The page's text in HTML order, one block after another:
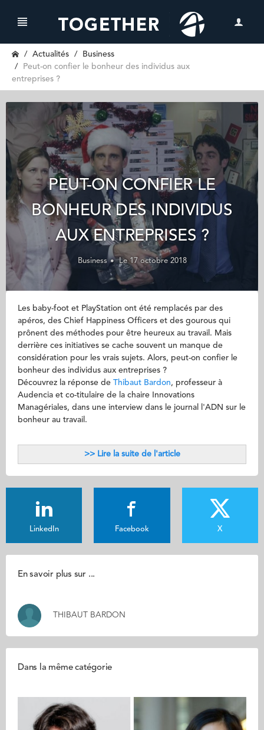
Actualités
Business
Peut-on confier le bonheur des individus aux
entreprises ?
PEUT-ON CONFIER LE
BONHEUR DES INDIVIDUS
AUX ENTREPRISES ?
Business Le 17 octobre 2018
Les baby-foot et PlayStation ont été remplacés par des
apéros, des Chief Happiness Officers et des gourous qui
prônent des méthodes pour être heureux au travail. Mais
derrière ces initiatives se cache souvent un manque de
considération pour les vrais sujets. Alors, peut-on confier le
bonheur des individus aux entreprises ?
Découvrez la réponse de Thibaut Bardon, professeur à
Audencia et co-titulaire de la chaire Innovations
Managériales, dans une interview dans le journal l'ADN sur le
bonheur au travail.
>> Lire la suite de l'article
LinkedIn Facebook X
En savoir plus sur ...
THIBAUT BARDON
Dans la même catégorie